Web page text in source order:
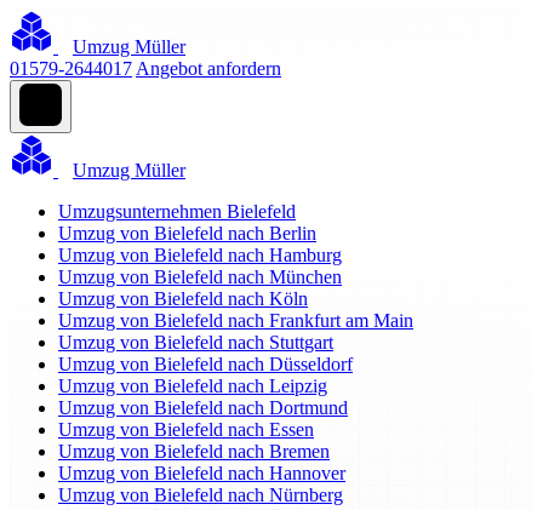
Umzug Müller
01579-2644017 Angebot anfordern
Umzug Müller
Umzugsunternehmen Bielefeld
Umzug von Bielefeld nach Berlin
Umzug von Bielefeld nach Hamburg
Umzug von Bielefeld nach München
Umzug von Bielefeld nach Köln
Umzug von Bielefeld nach Frankfurt am Main
Umzug von Bielefeld nach Stuttgart
Umzug von Bielefeld nach Düsseldorf
Umzug von Bielefeld nach Leipzig
Umzug von Bielefeld nach Dortmund
Umzug von Bielefeld nach Essen
Umzug von Bielefeld nach Bremen
Umzug von Bielefeld nach Hannover
Umzug von Bielefeld nach Nürnberg